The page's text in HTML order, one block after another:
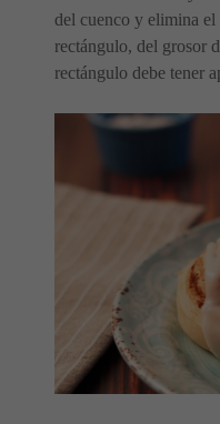
del cuenco y elimina el
rectángulo, del grosor
rectángulo debe tener